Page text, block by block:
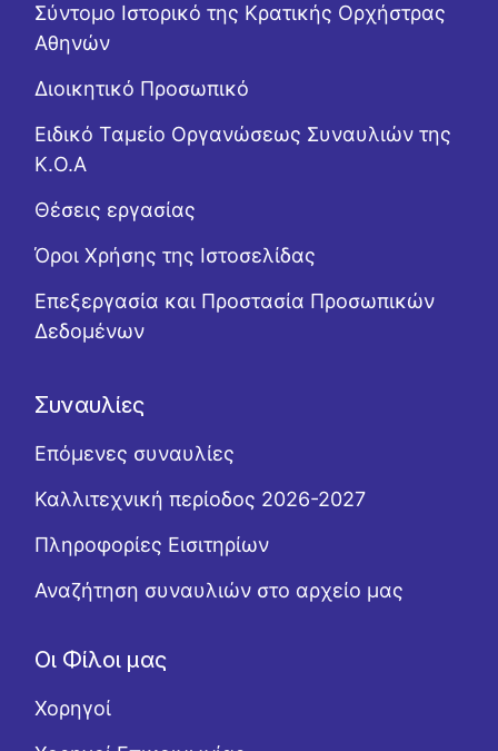
Σύντομο Ιστορικό της Κρατικής Ορχήστρας
Αθηνών
Διοικητικό Προσωπικό
Ειδικό Ταμείο Οργανώσεως Συναυλιών της
Κ.Ο.Α
Θέσεις εργασίας
Όροι Χρήσης της Ιστοσελίδας
Επεξεργασία και Προστασία Προσωπικών
Δεδομένων
Συναυλίες
Επόμενες συναυλίες
Καλλιτεχνική περίοδος 2026-2027
Πληροφορίες Εισιτηρίων
Αναζήτηση συναυλιών στο αρχείο μας
Οι Φίλοι μας
Χορηγοί